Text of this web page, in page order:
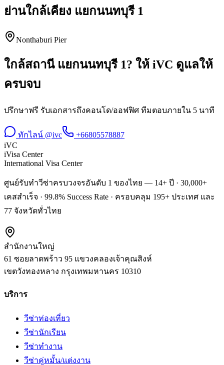
ย่านใกล้เคียง แยกนนทบุรี 1
Nonthaburi Pier
ใกล้สถานี แยกนนทบุรี 1? ให้ iVC ดูแลให้
ครบจบ
ปรึกษาฟรี รับเอกสารถึงคอนโด/ออฟฟิศ ทีมตอบภายใน 5 นาที
ทักไลน์ @ivc
+66805578887
iVC
iVisa Center
International Visa Center
ศูนย์รับทำวีซ่าครบวงจรอันดับ 1 ของไทย — 14+ ปี · 30,000+
เคสสำเร็จ · 99.8% Success Rate · ครอบคลุม 195+ ประเทศ และ
77 จังหวัดทั่วไทย
สำนักงานใหญ่
61 ซอยลาดพร้าว 95 แขวงคลองเจ้าคุณสิงห์
เขตวังทองหลาง กรุงเทพมหานคร 10310
บริการ
วีซ่าท่องเที่ยว
วีซ่านักเรียน
วีซ่าทำงาน
วีซ่าคู่หมั้น/แต่งงาน